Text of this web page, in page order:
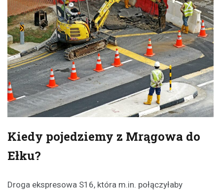
Kiedy pojedziemy z Mrągowa do
Ełku?
Droga ekspresowa S16, która m.in. połączyłaby